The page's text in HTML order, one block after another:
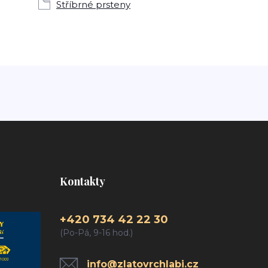
Stříbrné prsteny
Kontakty
+420 734 42 22 30
(Po-Pá, 9-16 hod.)
info@zlatovrchlabi.cz